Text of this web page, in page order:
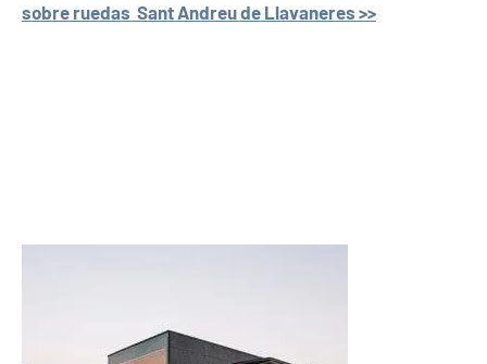
sobre ruedas Sant Andreu de Llavaneres >>